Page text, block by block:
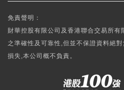
免責聲明：
財華控股有限公司及香港聯合交易所
之準確性及可靠性,但並不保證資料絕
損失,本公司概不負責。